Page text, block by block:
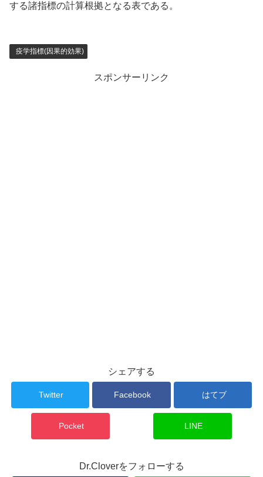
する諸指標の計算根拠となる表である。
疫学指標(因果的効果)
スポンサーリンク
シェアする
Twitter Facebook はてブ
Pocket LINE
Dr.Cloverをフォローする